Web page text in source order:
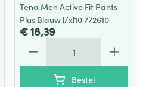
Tena Men Active Fit Pants
Plus Blauw l/xl10 772610
€ 18,39
Bestel